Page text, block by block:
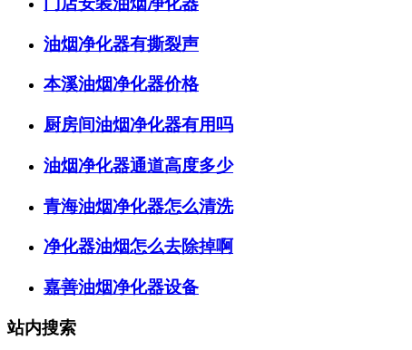
油烟净化器有撕裂声
本溪油烟净化器价格
厨房间油烟净化器有用吗
油烟净化器通道高度多少
青海油烟净化器怎么清洗
净化器油烟怎么去除掉啊
嘉善油烟净化器设备
站内搜索